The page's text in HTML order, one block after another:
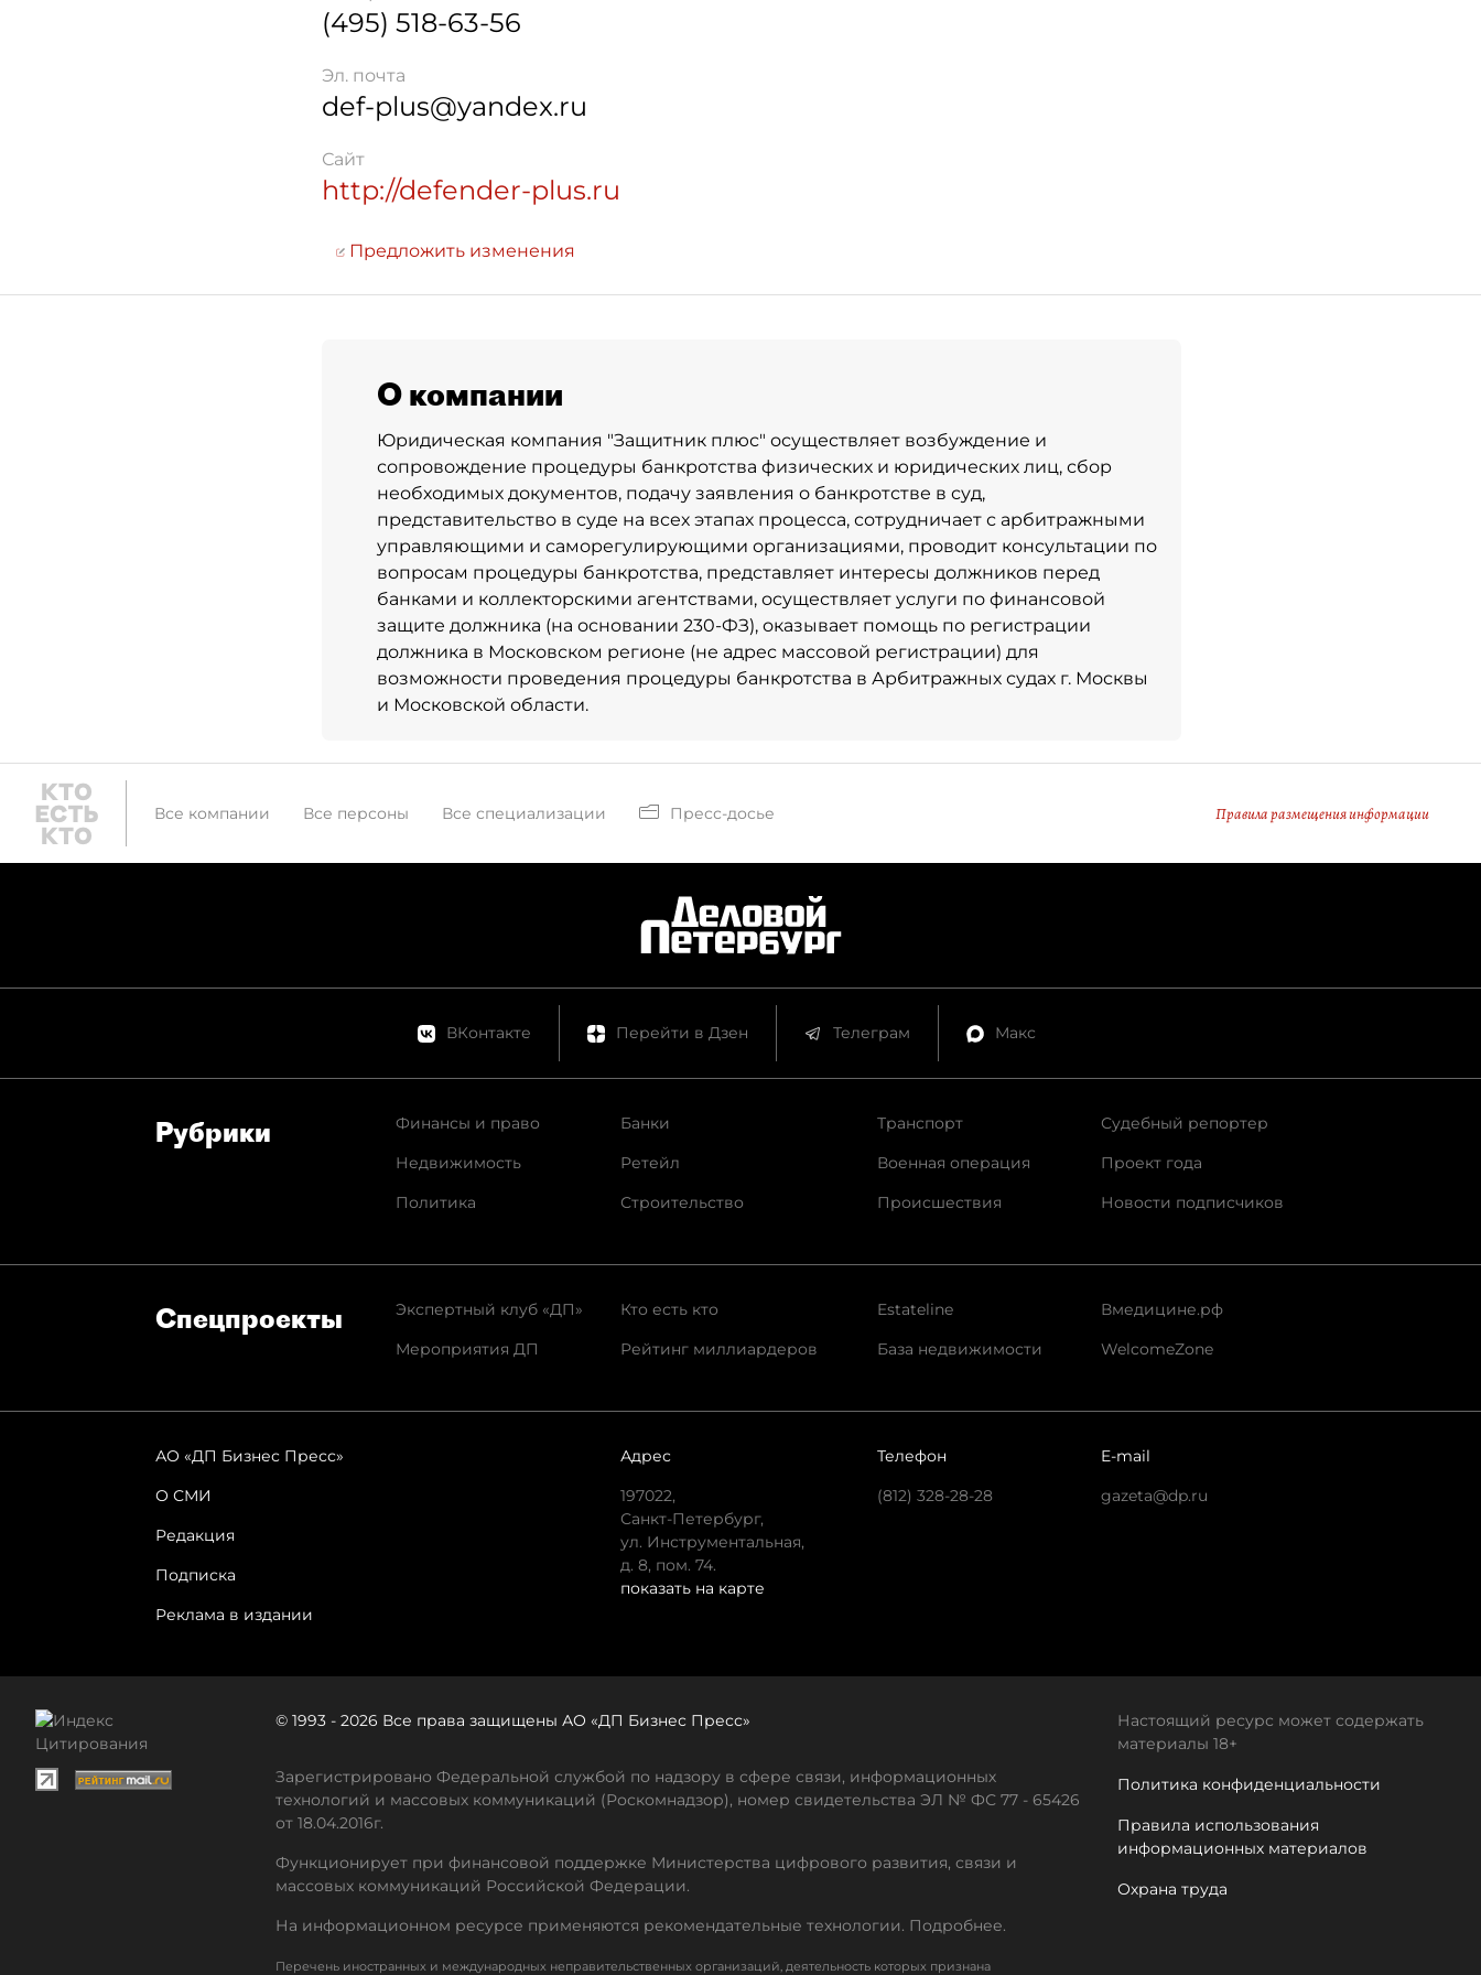
(495) 518-63-56
Эл. почта
def-plus@yandex.ru
Сайт
http://defender-plus.ru
Предложить изменения
О компании
Юридическая компания "Защитник плюс" осуществляет возбуждение и
сопровождение процедуры банкротства физических и юридических лиц, сбор
необходимых документов, подачу заявления о банкротстве в суд,
представительство в суде на всех этапах процесса, сотрудничает с арбитражными
управляющими и саморегулирующими организациями, проводит консультации по
вопросам процедуры банкротства, представляет интересы должников перед
банками и коллекторскими агентствами, осуществляет услуги по финансовой
защите должника (на основании 230-ФЗ), оказывает помощь по регистрации
должника в Московском регионе (не адрес массовой регистрации) для
возможности проведения процедуры банкротства в Арбитражных судах г. Москвы
и Московской области.
Все компании Все персоны Все специализации Пресс-досье Правила размещения информации
ВКонтакте Перейти в Дзен Телеграм Макс
Рубрики
Финансы и право
Недвижимость
Политика
Банки
Ретейл
Строительство
Транспорт
Военная операция
Происшествия
Судебный репортер
Проект года
Новости подписчиков
Спец­проекты
Экспертный клуб «ДП»
Мероприятия ДП
Кто есть кто
Рейтинг миллиардеров
Estateline
База недвижимости
Вмедицине.рф
WelcomeZone
АО «ДП Бизнес Пресс»
О СМИ
Редакция
Подписка
Реклама в издании
Адрес
197022,
Санкт-Петербург,
ул. Инструментальная,
д. 8, пом. 74.
показать на карте
Телефон
(812) 328-28-28
E-mail
gazeta@dp.ru
© 1993 - 2026 Все права защищены АО «ДП Бизнес Пресс»
Зарегистрировано Федеральной службой по надзору в сфере связи, информационных
технологий и массовых коммуникаций (Роскомнадзор), номер свидетельства ЭЛ № ФС 77 - 65426
от 18.04.2016г.
Функционирует при финансовой поддержке Министерства цифрового развития, связи и
массовых коммуникаций Российской Федерации.
На информационном ресурсе применяются рекомендательные технологии. Подробнее.
Перечень иностранных и международных неправительственных организаций, деятельность которых признана
Настоящий ресурс может содержать
материалы 18+
Политика конфиденциальности
Правила использования
информационных материалов
Охрана труда